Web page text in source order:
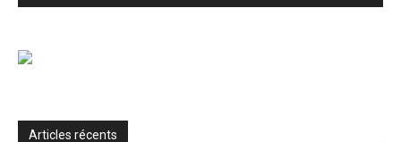
Articles récents